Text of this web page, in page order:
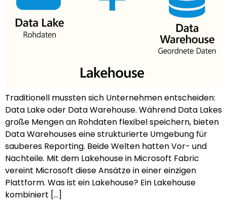
Traditionell mussten sich Unternehmen entscheiden:
Data Lake oder Data Warehouse. Während Data Lakes
große Mengen an Rohdaten flexibel speichern, bieten
Data Warehouses eine strukturierte Umgebung für
sauberes Reporting. Beide Welten hatten Vor- und
Nachteile. Mit dem Lakehouse in Microsoft Fabric
vereint Microsoft diese Ansätze in einer einzigen
Plattform. Was ist ein Lakehouse? Ein Lakehouse
kombiniert […]